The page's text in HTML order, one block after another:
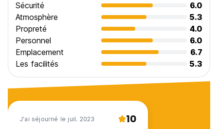
Sécurité
6.0
Atmosphère
5.3
Propreté
4.0
Personnel
6.0
Emplacement
6.7
Les facilités
5.3
J'ai séjourné le juil. 2023 10